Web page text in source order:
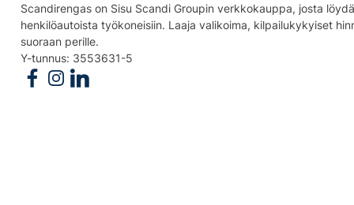
Scandirengas on Sisu Scandi Groupin verkkokauppa, josta
henkilöautoista työkoneisiin. Laaja valikoima, kilpailukykyiset
suoraan perille.
Y-tunnus: 3553631-5
Follow us on Facebook
Follow us on Instagram
Follow us on Linkedin